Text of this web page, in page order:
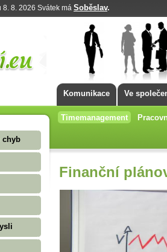
8. 2026 Svátek má Soběslav.
Komunikace Ve
Timemanagement
chyb
Finanční